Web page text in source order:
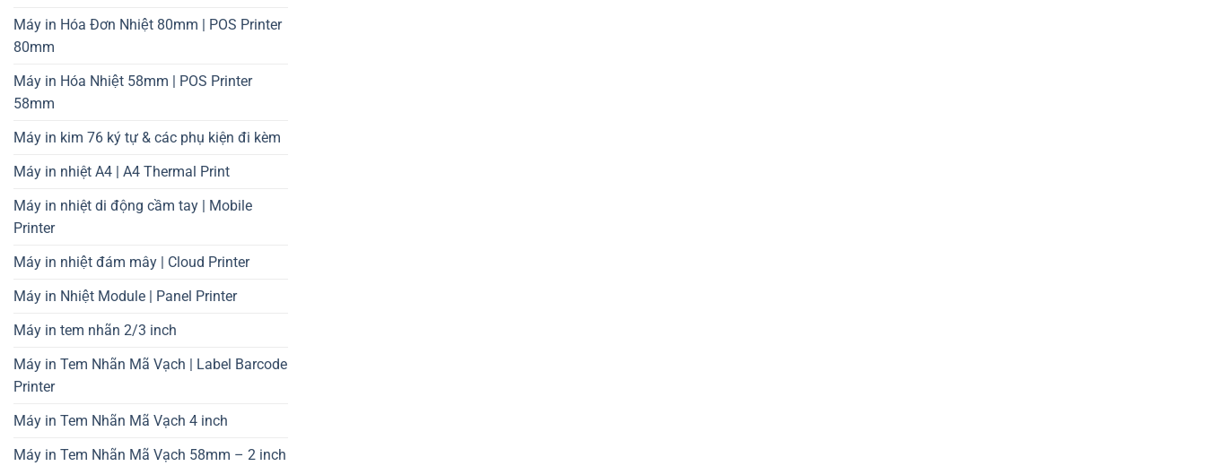
Máy in Hóa Đơn Nhiệt 80mm | POS Printer
80mm
Máy in Hóa Nhiệt 58mm | POS Printer
58mm
Máy in kim 76 ký tự & các phụ kiện đi kèm
Máy in nhiệt A4 | A4 Thermal Print
Máy in nhiệt di động cầm tay | Mobile
Printer
Máy in nhiệt đám mây | Cloud Printer
Máy in Nhiệt Module | Panel Printer
Máy in tem nhãn 2/3 inch
Máy in Tem Nhãn Mã Vạch | Label Barcode
Printer
Máy in Tem Nhãn Mã Vạch 4 inch
Máy in Tem Nhãn Mã Vạch 58mm – 2 inch